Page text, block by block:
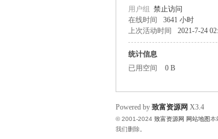
资
用户组 禁止访问
在线时间
3641 小时
上次活动时间
2021-7-24
统计信息
已用空间
0 B
Powered by 致富资源网 X3.4
© 2001-2024 致富资源网 网站地图本
我们删除。